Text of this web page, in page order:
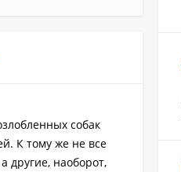
собак
К тому же не все
другие, наоборот,